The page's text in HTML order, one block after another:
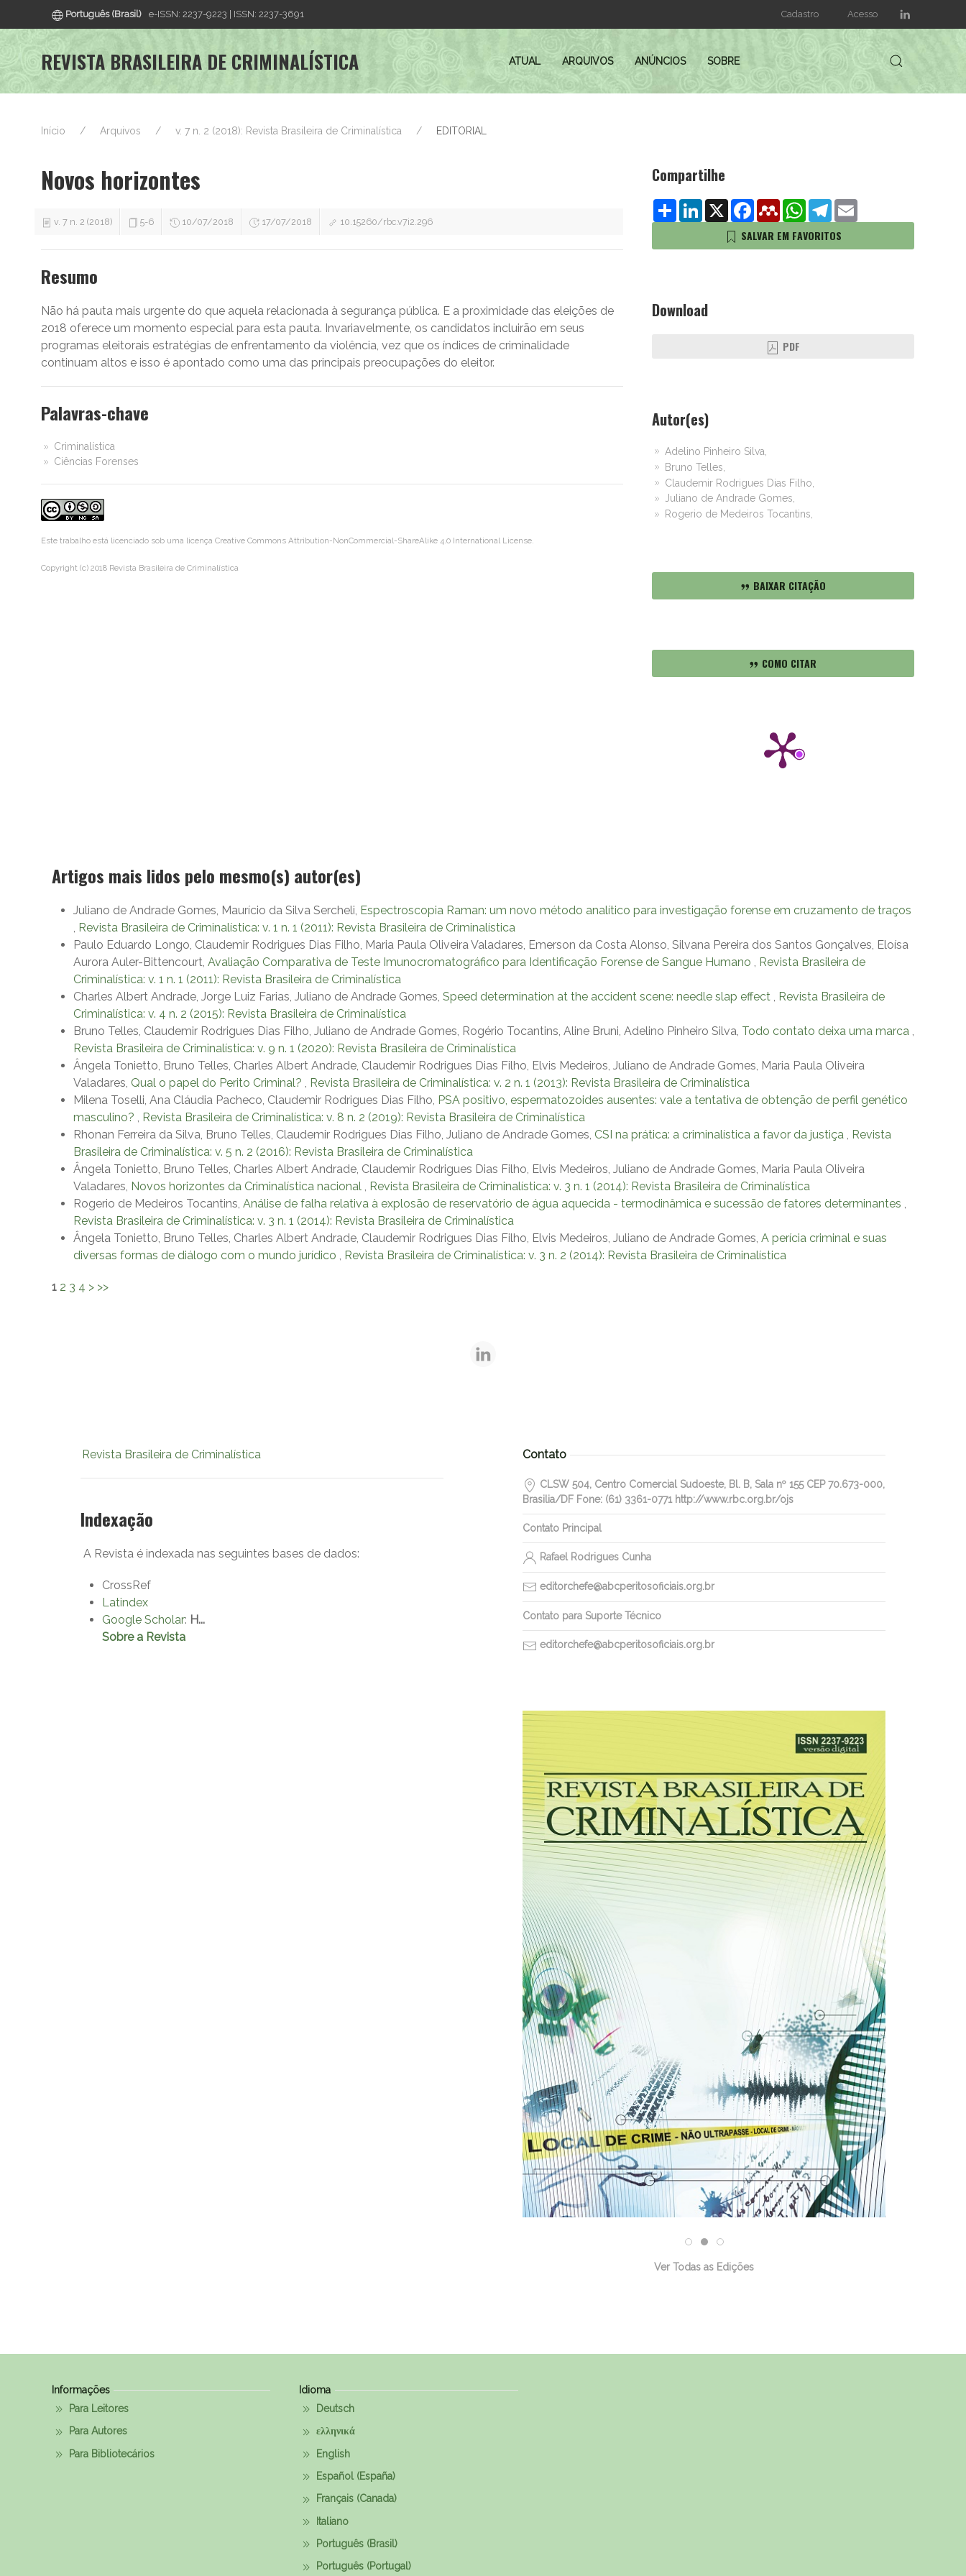
Português (Brasil) e-ISSN: 2237-9223 | ISSN: 2237-3691 Cadastro Acesso
REVISTA BRASILEIRA DE CRIMINALÍSTICA ATUAL ARQUIVOS ANÚNCIOS SOBRE
Início Arquivos v. 7 n. 2 (2018): Revista Brasileira de Criminalística EDITORIAL
Novos horizontes
v. 7 n. 2 (2018) 5-6 10/07/2018 17/07/2018 10.15260/rbc.v7i2.296
Resumo
Não há pauta mais urgente do que aquela relacionada à segurança pública. E a proximidade das eleições de
2018 oferece um momento especial para esta pauta. Invariavelmente, os candidatos incluirão em seus
programas eleitorais estratégias de enfrentamento da violência, vez que os índices de criminalidade
continuam altos e isso é apontado como uma das principais preocupações do eleitor.
Palavras-chave
Criminalística
Ciências Forenses
Este trabalho está licenciado sob uma licença Creative Commons Attribution-NonCommercial-ShareAlike 4.0 International License.
Copyright (c) 2018 Revista Brasileira de Criminalística
Compartilhe
ShareLinkedIn
X FacebookMendeleyWhatsApp
Telegram
Email
SALVAR EM FAVORITOS
Download
PDF
Autor(es)
Adelino Pinheiro Silva,
Bruno Telles,
Claudemir Rodrigues Dias Filho,
Juliano de Andrade Gomes,
Rogerio de Medeiros Tocantins,
BAIXAR CITAÇÃO
COMO CITAR
Artigos mais lidos pelo mesmo(s) autor(es)
Juliano de Andrade Gomes, Maurício da Silva Sercheli, Espectroscopia Raman: um novo método analítico para investigação forense em cruzamento de traços
, Revista Brasileira de Criminalística: v. 1 n. 1 (2011): Revista Brasileira de Criminalística
Paulo Eduardo Longo, Claudemir Rodrigues Dias Filho, Maria Paula Oliveira Valadares, Emerson da Costa Alonso, Silvana Pereira dos Santos Gonçalves, Eloísa
Aurora Auler-Bittencourt, Avaliação Comparativa de Teste Imunocromatográfico para Identificação Forense de Sangue Humano , Revista Brasileira de
Criminalística: v. 1 n. 1 (2011): Revista Brasileira de Criminalística
Charles Albert Andrade, Jorge Luiz Farias, Juliano de Andrade Gomes, Speed determination at the accident scene: needle slap effect , Revista Brasileira de
Criminalística: v. 4 n. 2 (2015): Revista Brasileira de Criminalística
Bruno Telles, Claudemir Rodrigues Dias Filho, Juliano de Andrade Gomes, Rogério Tocantins, Aline Bruni, Adelino Pinheiro Silva, Todo contato deixa uma marca ,
Revista Brasileira de Criminalística: v. 9 n. 1 (2020): Revista Brasileira de Criminalística
Ângela Tonietto, Bruno Telles, Charles Albert Andrade, Claudemir Rodrigues Dias Filho, Elvis Medeiros, Juliano de Andrade Gomes, Maria Paula Oliveira
Valadares, Qual o papel do Perito Criminal? , Revista Brasileira de Criminalística: v. 2 n. 1 (2013): Revista Brasileira de Criminalística
Milena Toselli, Ana Cláudia Pacheco, Claudemir Rodrigues Dias Filho, PSA positivo, espermatozoides ausentes: vale a tentativa de obtenção de perfil genético
masculino? , Revista Brasileira de Criminalística: v. 8 n. 2 (2019): Revista Brasileira de Criminalística
Rhonan Ferreira da Silva, Bruno Telles, Claudemir Rodrigues Dias Filho, Juliano de Andrade Gomes, CSI na prática: a criminalística a favor da justiça , Revista
Brasileira de Criminalística: v. 5 n. 2 (2016): Revista Brasileira de Criminalística
Ângela Tonietto, Bruno Telles, Charles Albert Andrade, Claudemir Rodrigues Dias Filho, Elvis Medeiros, Juliano de Andrade Gomes, Maria Paula Oliveira
Valadares, Novos horizontes da Criminalística nacional , Revista Brasileira de Criminalística: v. 3 n. 1 (2014): Revista Brasileira de Criminalística
Rogerio de Medeiros Tocantins, Análise de falha relativa à explosão de reservatório de água aquecida - termodinâmica e sucessão de fatores determinantes ,
Revista Brasileira de Criminalística: v. 3 n. 1 (2014): Revista Brasileira de Criminalística
Ângela Tonietto, Bruno Telles, Charles Albert Andrade, Claudemir Rodrigues Dias Filho, Elvis Medeiros, Juliano de Andrade Gomes, A perícia criminal e suas
diversas formas de diálogo com o mundo jurídico , Revista Brasileira de Criminalística: v. 3 n. 2 (2014): Revista Brasileira de Criminalística
1 2 3 4 > >>
Revista Brasileira de Criminalística
Indexação
A Revista é indexada nas seguintes bases de dados:
CrossRef
Latindex
Google Scholar: H...
Sobre a Revista
Contato
CLSW 504, Centro Comercial Sudoeste, Bl. B, Sala nº 155 CEP 70.673-000,
Brasilia/DF Fone: (61) 3361-0771 http://www.rbc.org.br/ojs
Contato Principal
Rafael Rodrigues Cunha
editorchefe@abcperitosoficiais.org.br
Contato para Suporte Técnico
editorchefe@abcperitosoficiais.org.br
30/03/2026 31/12/2025
Ver Todas as Edições
Informações
Para Leitores
Para Autores
Para Bibliotecários
Idioma
Deutsch
ελληνικά
English
Español (España)
Français (Canada)
Italiano
Português (Brasil)
Português (Portugal)